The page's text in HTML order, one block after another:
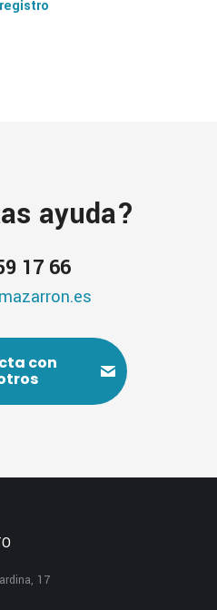
ayuda?
17 66
con
17